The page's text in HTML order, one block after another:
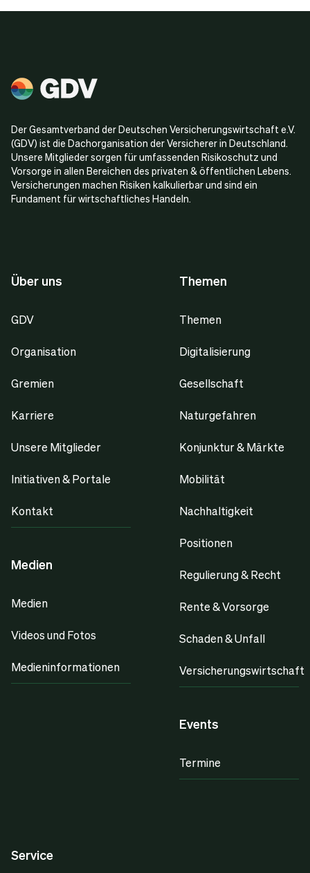
Der Gesamtverband der Deutschen Versicherungswirtschaft e.V.
(GDV) ist die Dachorganisation der Versicherer in Deutschland.
Unsere Mitglieder sorgen für umfassenden Risikoschutz und
Vorsorge in allen Bereichen des privaten & öffentlichen Lebens.
Versicherungen machen Risiken kalkulierbar und sind ein
Fundament für wirtschaftliches Handeln.
Über uns
GDV
Organisation
Gremien
Karriere
Unsere Mitglieder
Initiativen & Portale
Kontakt
Medien
Medien
Videos und Fotos
Medieninformationen
Themen
Themen
Digitalisierung
Gesellschaft
Naturgefahren
Konjunktur & Märkte
Mobilität
Nachhaltigkeit
Positionen
Regulierung & Recht
Rente & Vorsorge
Schaden & Unfall
Versicherungswirtschaft
Events
Termine
Service